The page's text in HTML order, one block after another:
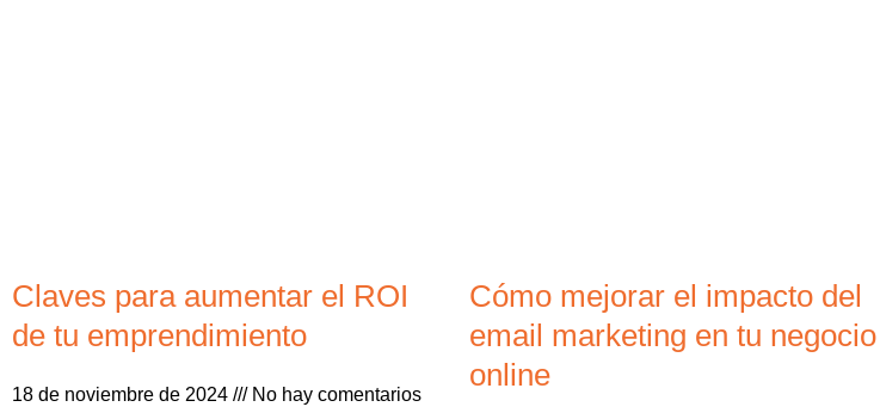
Claves para aumentar el ROI
de tu emprendimiento
18 de noviembre de 2024
No hay comentarios
Cómo mejorar el impacto del
email marketing en tu negocio
online